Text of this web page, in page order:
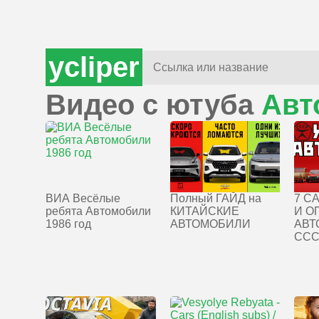
ycliper
Видео с ютуба
ВИА Весёлые
ребята Автомобили
1986 год
Полный ГАЙД на
КИТАЙСКИЕ
АВТОМОБИЛИ
7
И